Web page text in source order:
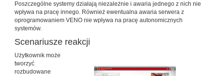
Poszczególne systemy działają niezależnie i awaria jednego z nich nie
wpływa na pracę innego. Również ewentualna awaria serwera z
oprogramowaniem VENO nie wpływa na pracę autonomicznych
systemów.
Scenariusze reakcji
Użytkownik może
tworzyć
rozbudowane